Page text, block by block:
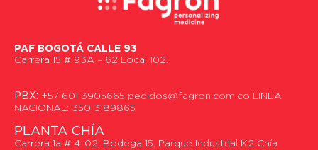
PAF BOGOTÁ CALLE 93
Carrera 15 # 93A – 62 Local 102.
PBX: +57 601 3905665 pedidos@fagron.com.co LINEA
NACIONAL: 350 3189865
PLANTA CHÍA
Carrera 1a # 4-02, Bodega 15, Parque Industrial K2 Chía